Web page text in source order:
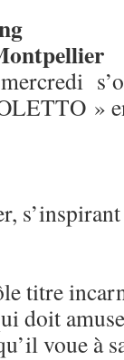
»
titre
doit
voue à